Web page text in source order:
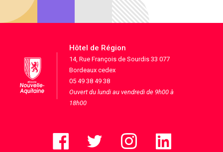
Hôtel de Région
14, Rue François de Sourdis 33 077
Bordeaux cedex
05 49 38 49 38
Ouvert du lundi au vendredi de 9h00 à
18h00